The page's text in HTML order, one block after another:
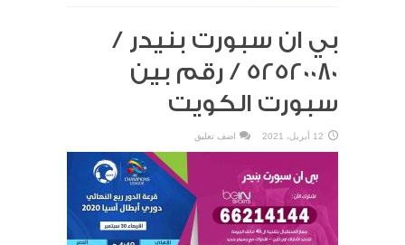
بي ان سبورت بنيدر /
52520080 / رقم بين
سبورت الكويت
12 أبريل، 2021 اضف تعليق